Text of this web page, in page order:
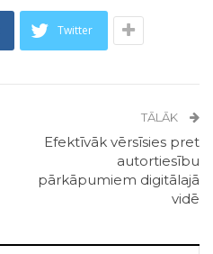
Twitter
TĀLĀK
Efektīvāk vērsīsies pret
autortiesību
pārkāpumiem digitālajā
vidē